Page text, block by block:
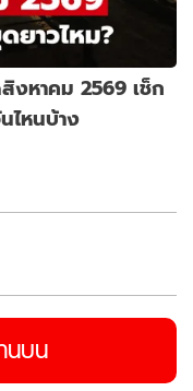
งหาคม 2569 เช็ก
ไหนบ้าง
นบน